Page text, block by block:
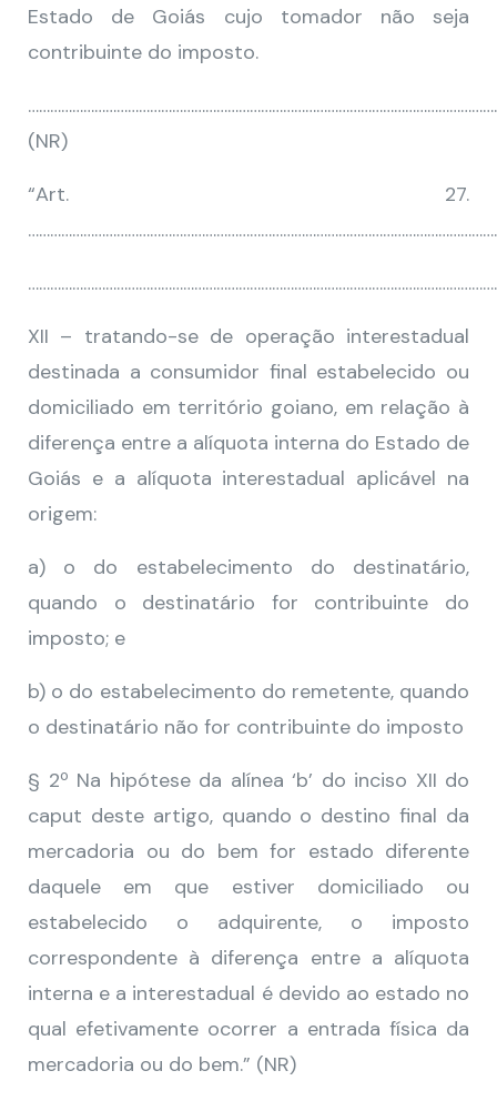
Estado de Goiás cujo tomador não seja
contribuinte do imposto.
(NR)
“Art. 27.
XII – tratando-se de operação interestadual
destinada a consumidor final estabelecido ou
domiciliado em território goiano, em relação à
diferença entre a alíquota interna do Estado de
Goiás e a alíquota interestadual aplicável na
origem:
a) o do estabelecimento do destinatário,
quando o destinatário for contribuinte do
imposto; e
b) o do estabelecimento do remetente, quando
o destinatário não for contribuinte do imposto
§ 2º Na hipótese da alínea ‘b’ do inciso XII do
caput deste artigo, quando o destino final da
mercadoria ou do bem for estado diferente
daquele em que estiver domiciliado ou
estabelecido o adquirente, o imposto
correspondente à diferença entre a alíquota
interna e a interestadual é devido ao estado no
qual efetivamente ocorrer a entrada física da
mercadoria ou do bem.” (NR)